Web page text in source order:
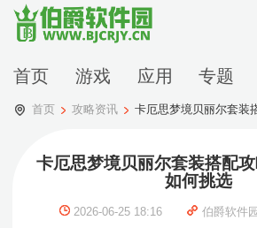
首页 游戏 应用 专题
首页 攻略资讯 卡厄思梦境贝丽尔套装搭配攻
卡厄思梦境贝丽尔套装搭配
如何挑选
2026-06-25 18:16 伯爵软件园